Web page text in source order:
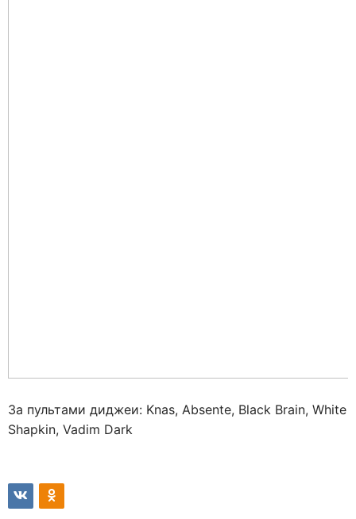
За пультами диджеи: Knas, Absente, Black Brain, White
Shapkin, Vadim Dark